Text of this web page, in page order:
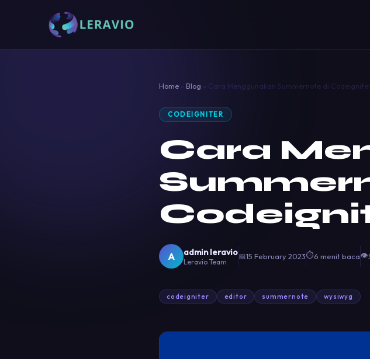
Home » Blog » Cara Menggunakan Summernote di
CODEIGNITER
Cara
A admin leravio
Leravio Team
📅15 February 2023⏱6 menit baca👁
codeigniter editor summernote wysiwyg